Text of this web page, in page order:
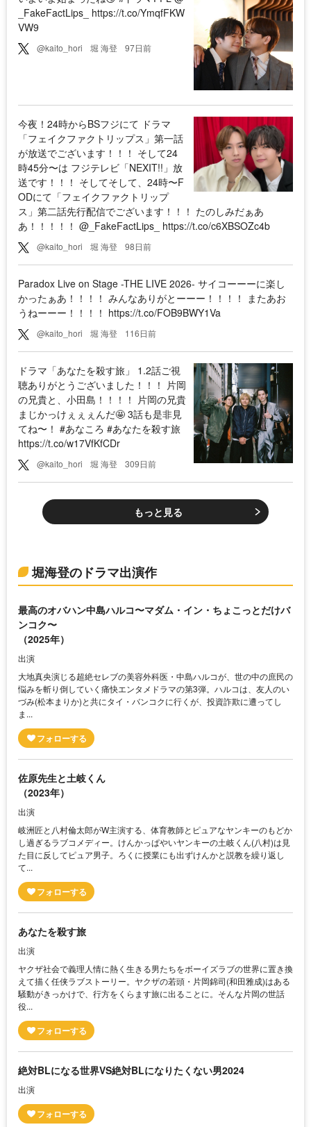
_FakeFactLips_ https://t.co/YmqfFKW
VW9
@kaito_hori 堀 海登 97日前
今夜！24時からBSフジにて ドラマ
「フェイクファクトリップス」第一話
が放送でございます！！！ そして24
時45分〜は フジテレビ「NEXIT!!」放
送です！！！ そしてそして、24時〜F
ODにて「フェイクファクトリップ
ス」第二話先行配信でございます！！！ たのしみだぁあ
あ！！！！！ @_FakeFactLips_ https://t.co/c6XBSOZc4b
@kaito_hori 堀 海登 98日前
Paradox Live on Stage -THE LIVE 2026- サイコーーーに楽し
かったぁあ！！！！ みんなありがとーーー！！！！ またあお
うねーーー！！！！ https://t.co/FOB9BWY1Va
@kaito_hori 堀 海登 116日前
ドラマ「あなたを殺す旅」 1.2話ご視
聴ありがとうございました！！！ 片岡
の兄貴と、小田島！！！！ 片岡の兄貴
まじかっけぇぇぇんだ🤩 3話も是非見
てね〜！ #あなころ #あなたを殺す旅
https://t.co/w17VfKfCDr
@kaito_hori 堀 海登 309日前
もっと見る
堀海登のドラマ出演作
最高のオバハン中島ハルコ〜マダム・イン・ちょこっとだけバ
ンコク〜
（2025年）
出演
大地真央演じる超絶セレブの美容外科医・中島ハルコが、世の中の庶民の
悩みを斬り倒していく痛快エンタメドラマの第3弾。ハルコは、友人のい
づみ(松本まりか)と共にタイ・バンコクに行くが、投資詐欺に遭ってし
ま...
佐原先生と土岐くん
（2023年）
出演
岐洲匠と八村倫太郎がW主演する、体育教師とピュアなヤンキーのもどか
し過ぎるラブコメディー。けんかっぱやいヤンキーの土岐くん(八村)は見
た目に反してピュア男子。ろくに授業にも出ずけんかと説教を繰り返し
て...
あなたを殺す旅
出演
ヤクザ社会で義理人情に熱く生きる男たちをボーイズラブの世界に置き換
えて描く任侠ラブストーリー。ヤクザの若頭・片岡錦司(和田雅成)はある
騒動がきっかけで、行方をくらます旅に出ることに。そんな片岡の世話
役...
絶対BLになる世界VS絶対BLになりたくない男2024
出演